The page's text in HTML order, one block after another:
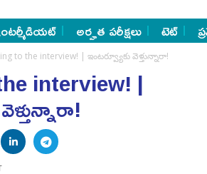
అర్హత పరీక్షలు టెట్
to the interview! | ఇంటర్వ్యూకు వెళ్తున్నారా!
interview! |